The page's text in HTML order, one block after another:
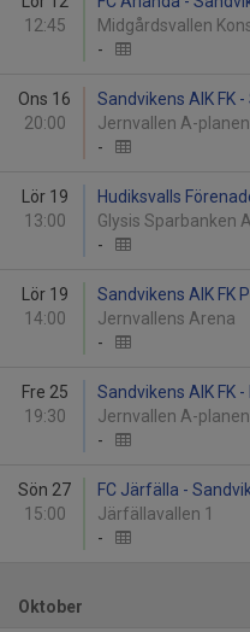
12:45
Midgårdsvallen
-
Ons 16
20:00
Sandvikens AIK FK
Jernvallen A-planen
-
Lör 19
13:00
Hudiksvalls
Glysis Sparbanken
-
Lör 19
14:00
Sandvikens AIK FK
Jernvallens Arena
-
Fre 25
19:30
Sandvikens AIK FK -
Jernvallen A-planen
-
Sön 27
15:00
FC Järfälla -
Järfällavallen 1
-
Oktober